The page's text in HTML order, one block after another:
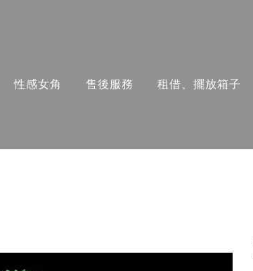
性感女角 售後服務 租借、擺放箱子